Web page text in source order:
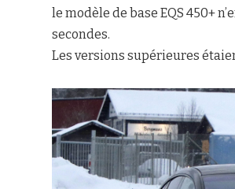
le modèle de base EQS 450+
secondes.
Les versions supérieures